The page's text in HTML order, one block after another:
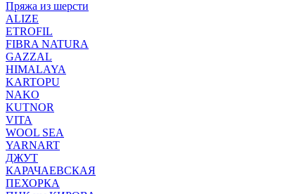
Пряжа из шерсти
ALIZE
ETROFIL
FIBRA NATURA
GAZZAL
HIMALAYA
KARTOPU
NAKO
KUTNOR
VITA
WOOL SEA
YARNART
ДЖУТ
КАРАЧАЕВСКАЯ
ПЕХОРКА